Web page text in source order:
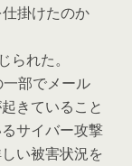
掛けたのか
れた。
一部でメール
きていること
サイバー攻撃
い被害状況を